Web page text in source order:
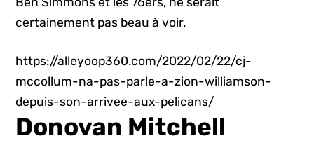
certainement pas beau à voir.
https://alleyoop360.com/2022/02/22/cj-
mccollum-na-pas-parle-a-zion-williamson-
depuis-son-arrivee-aux-pelicans/
Donovan Mitchell